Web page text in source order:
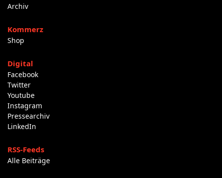
Archiv
Kommerz
Shop
Digital
Facebook
Twitter
Youtube
Instagram
Pressearchiv
LinkedIn
RSS-Feeds
Alle Beiträge